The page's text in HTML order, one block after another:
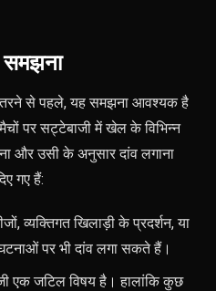
समझना
से पहले, यह समझना आवश्यक है
पर सट्टेबाजी में खेल के विभिन्न
और उसी के अनुसार दांव लगाना
गए हैं:
व्यक्तिगत खिलाड़ी के प्रदर्शन, या
पर भी दांव लगा सकते हैं।
एक जटिल विषय है। हालांकि कुछ